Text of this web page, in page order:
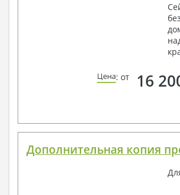
Цена: от 16
Дополнительная копия